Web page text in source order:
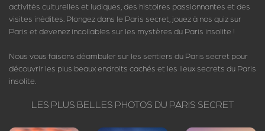
activités culturelles et ludiques, des histoires passionnantes et des
visites inédites. Plongez dans le Paris secret, jouez à nos quiz sur
Paris et devenez incollables sur les mystères du Paris insolite !
Nous vous faisons déambuler sur les sentiers du Paris secret pour
découvrir les plus beaux endroits cachés et les lieux secrets du Paris
insolite.
LES PLUS BELLES PHOTOS DU PARIS SECRET